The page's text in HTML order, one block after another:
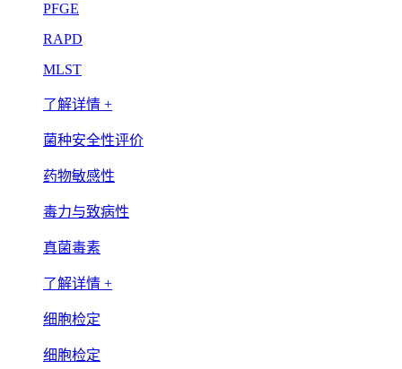
PFGE
RAPD
MLST
了解详情 +
菌种安全性评价
药物敏感性
毒力与致病性
真菌毒素
了解详情 +
细胞检定
细胞检定